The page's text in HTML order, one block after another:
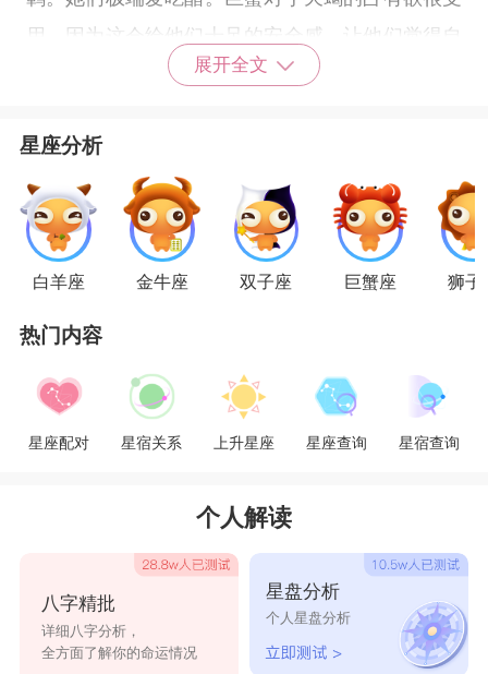
用，因为这会给他们十足的安全感，让他们觉得自
己是被需要的，巨蟹和天蝎都是讲求感觉的星座。
见如故的感觉，往往是爱的上穷碧落下黄泉。
虽然你们是天生一对，尽在不言中的感觉会让
你们觉得是最了解对方的，但别忘了你们都属于感
些小冲突，不要对这些看起来很细小的冲突大意，
要妥善地去处理呀。发生不愉快的事情要和对方好
好地谈谈，天蝎女要体谅巨蟹的不安全感，对他的
家人要尊重，特别是对巨蟹影响深远的母亲大人。
展开全文
星座分析
白羊座 金牛座 双子座 巨蟹座 狮子
热门内容
星座配对 星宿关系 上升星座 星座查询 星宿查询
个人解读
八字精批
详细八字分析，
全方面了解你的命运情况
星盘分析
个人星盘分析